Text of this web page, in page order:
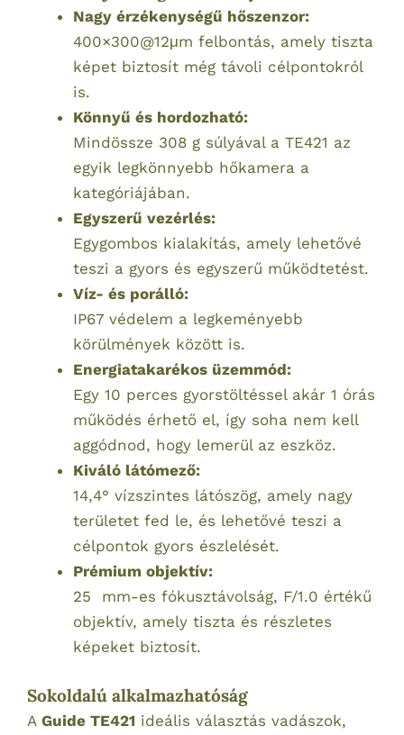
Nagy érzékenységű hőszenzor:
400×300@12μm felbontás, amely tiszta
képet biztosít még távoli célpontokról
is.
Könnyű és hordozható:
Mindössze 308 g súlyával a TE421 az
egyik legkönnyebb hőkamera a
kategóriájában.
Egyszerű vezérlés:
Egygombos kialakítás, amely lehetővé
teszi a gyors és egyszerű működtetést.
Víz- és porálló:
IP67 védelem a legkeményebb
körülmények között is.
Energiatakarékos üzemmód:
Egy 10 perces gyorstöltéssel akár 1 órás
működés érhető el, így soha nem kell
aggódnod, hogy lemerül az eszköz.
Kiváló látómező:
14,4° vízszintes látószög, amely nagy
területet fed le, és lehetővé teszi a
célpontok gyors észlelését.
Prémium objektív:
25 mm-es fókusztávolság, F/1.0 értékű
objektív, amely tiszta és részletes
képeket biztosít.
Sokoldalú alkalmazhatóság
A Guide TE421 ideális választás vadászok,